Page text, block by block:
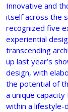
Innovative and
itself across the
recognized five
experiential
transcending
up last year’s
design, with
the potential of
a unique
within a lifestyle-